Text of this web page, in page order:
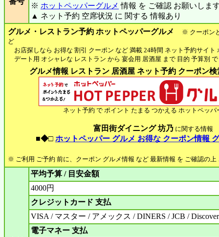
※ ホットペッパーグルメ 情報 を ご確認 お願いしま
▲ ネット予約 空席状況 に 関する 情報あり
グルメ・レストラン予約 ホットペッパーグルメ
※ クーポン
ど
お店探しなら お得な 割引 クーポン など 満載 24時間 ネット予約サイト
デート用 オシャレな レストラン から 宴会用 居酒屋 まで 目的 予算別
グルメ情報 レストラン 居酒屋 ネット予約 クーポン
ネット予約 で ポイント たまる つかえる ホットペッパ
富田街ダイニング 坊乃に関する情報
■◆□ ホットペッパー グルメ お得な クーポン情報
※ ご利用 ご予約 前に、クーポン グルメ情報 など 最新情報 を ご確認の上
平均予算 / 目安金額
4000円
クレジットカード 支払
VISA / マスター / アメックス / DINERS / JCB /
電子マネー 支払